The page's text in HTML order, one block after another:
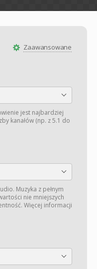
Zaawansowane
jest najbardziej
kanałów (np. z 5.1 do
Muzyka z pełnym
nie mniejszych
Więcej informacji